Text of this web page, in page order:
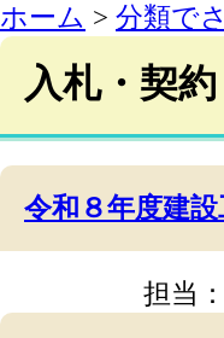
ホーム > 分類で
入札・契約
令和８年度建
担当